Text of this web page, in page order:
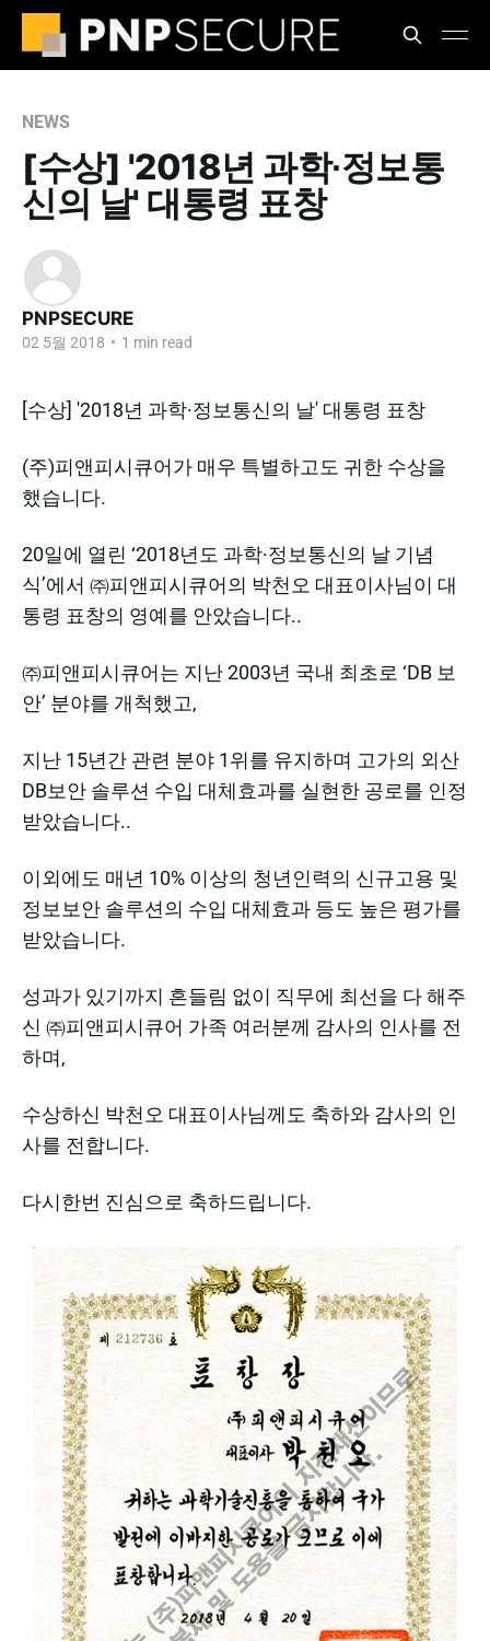
NEWS
[수상] '2018년 과학∙정보통
신의 날' 대통령 표창
PNPSECURE
02 5월 2018 • 1 min read
[수상] '2018년 과학∙정보통신의 날' 대통령 표창
(주)피앤피시큐어가 매우 특별하고도 귀한 수상을
했습니다.
20일에 열린 ‘2018년도 과학∙정보통신의 날 기념
식’에서 ㈜피앤피시큐어의 박천오 대표이사님이 대
통령 표창의 영예를 안았습니다..
㈜피앤피시큐어는 지난 2003년 국내 최초로 ‘DB 보
안’ 분야를 개척했고,
지난 15년간 관련 분야 1위를 유지하며 고가의 외산
DB보안 솔루션 수입 대체효과를 실현한 공로를 인정
받았습니다..
이외에도 매년 10% 이상의 청년인력의 신규고용 및
정보보안 솔루션의 수입 대체효과 등도 높은 평가를
받았습니다.
성과가 있기까지 흔들림 없이 직무에 최선을 다 해주
신 ㈜피앤피시큐어 가족 여러분께 감사의 인사를 전
하며,
수상하신 박천오 대표이사님께도 축하와 감사의 인
사를 전합니다.
다시한번 진심으로 축하드립니다. ​